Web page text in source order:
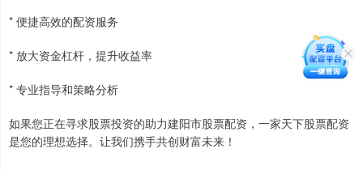
* 便捷高效的配资服务
* 放大资金杠杆，提升收益率
* 专业指导和策略分析
如果您正在寻求股票投资的助力建阳市股票配资，一家天下股票配资
是您的理想选择。让我们携手共创财富未来！